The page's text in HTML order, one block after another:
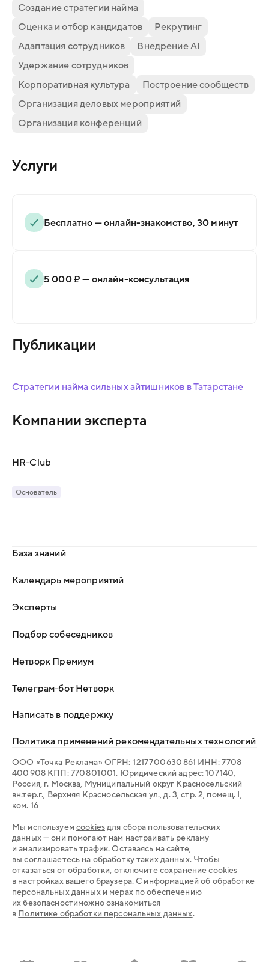
Создание стратегии найма
Оценка и отбор кандидатов
Рекрутинг
Адаптация сотрудников
Внедрение AI
Удержание сотрудников
Корпоративная культура
Построение сообществ
Организация деловых мероприятий
Организация конференций
Услуги
Бесплатно — онлайн-знакомство, 30 минут
5 000 ₽ — онлайн-консультация
Публикации
Стратегии найма сильных айтишников в Татарстане
Компании эксперта
HR-Сlub
Основатель
База знаний
Календарь мероприятий
Эксперты
Подбор собеседников
Нетворк Премиум
Телеграм-бот Нетворк
Написать в поддержку
Политика применений рекомендательных технологий
ООО «Точка Реклама» ОГРН: 1 217 700 630 861 ИНН: 7 708
400 908 КПП: 770 801 001. Юридический адрес: 107 140,
Россия, г. Москва, Муниципальный округ Красносельский
вн.тер.г., Верхняя Красносельская ул., д. 3, стр. 2, помещ. I,
ком. 16
Мы используем cookiesдля сбора пользовательских
данных — они помогают нам настраивать рекламу
и анализировать трафик. Оставаясь на сайте,
вы соглашаетесь на обработку таких данных. Чтобы
отказаться от обработки, отключите сохранение cookies
в настройках вашего браузера. С информацией об обработке
персональных данных и мерах по обеспечению
их безопасностиможно ознакомиться
в Политике обработки персональных данных.